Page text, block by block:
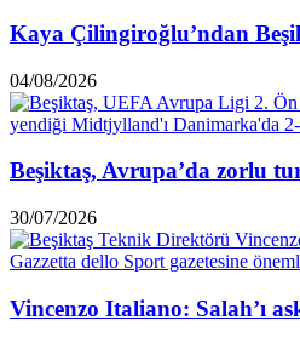
Kaya Çilingiroğlu’ndan
04/08/2026
Beşiktaş, Avrupa’da zorlu
30/07/2026
Vincenzo Italiano: Salah’ı